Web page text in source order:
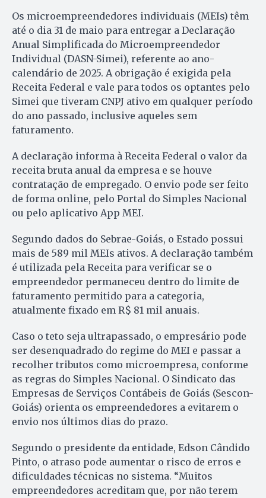
Os microempreendedores individuais (MEIs) têm
até o dia 31 de maio para entregar a Declaração
Anual Simplificada do Microempreendedor
Individual (DASN-Simei), referente ao ano-
calendário de 2025. A obrigação é exigida pela
Receita Federal e vale para todos os optantes pelo
Simei que tiveram CNPJ ativo em qualquer período
do ano passado, inclusive aqueles sem
faturamento.
A declaração informa à Receita Federal o valor da
receita bruta anual da empresa e se houve
contratação de empregado. O envio pode ser feito
de forma online, pelo Portal do Simples Nacional
ou pelo aplicativo App MEI.
Segundo dados do Sebrae-Goiás, o Estado possui
mais de 589 mil MEIs ativos. A declaração também
é utilizada pela Receita para verificar se o
empreendedor permaneceu dentro do limite de
faturamento permitido para a categoria,
atualmente fixado em R$ 81 mil anuais.
Caso o teto seja ultrapassado, o empresário pode
ser desenquadrado do regime do MEI e passar a
recolher tributos como microempresa, conforme
as regras do Simples Nacional. O Sindicato das
Empresas de Serviços Contábeis de Goiás (Sescon-
Goiás) orienta os empreendedores a evitarem o
envio nos últimos dias do prazo.
Segundo o presidente da entidade, Edson Cândido
Pinto, o atraso pode aumentar o risco de erros e
dificuldades técnicas no sistema. “Muitos
empreendedores acreditam que, por não terem